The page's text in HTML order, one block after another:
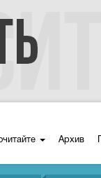
Архив